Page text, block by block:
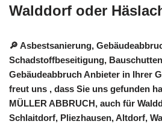
Walddorf oder
🔎 Asbestsanierung,
Schadstoffbeseitigung,
Gebäudeabbruch Anbieter in Ihrer
freut uns , dass Sie uns gefunden
MÜLLER ABBRUCH, auch für
Schlaitdorf, Pliezhausen, Altdorf,